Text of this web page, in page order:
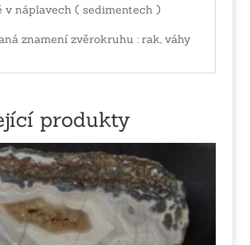
v náplavech ( sedimentech )
znamení zvěrokruhu : rak, váhy
produkty